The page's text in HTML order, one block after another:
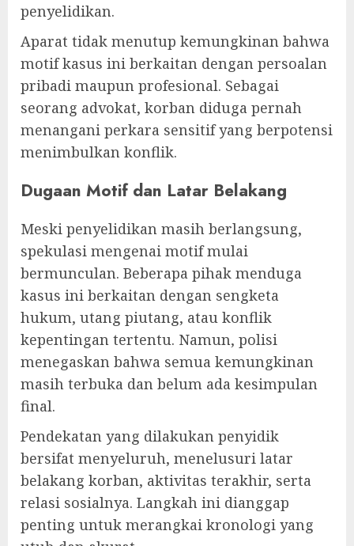
penyelidikan.
Aparat tidak menutup kemungkinan bahwa
motif kasus ini berkaitan dengan persoalan
pribadi maupun profesional. Sebagai
seorang advokat, korban diduga pernah
menangani perkara sensitif yang berpotensi
menimbulkan konflik.
Dugaan Motif dan Latar Belakang
Meski penyelidikan masih berlangsung,
spekulasi mengenai motif mulai
bermunculan. Beberapa pihak menduga
kasus ini berkaitan dengan sengketa
hukum, utang piutang, atau konflik
kepentingan tertentu. Namun, polisi
menegaskan bahwa semua kemungkinan
masih terbuka dan belum ada kesimpulan
final.
Pendekatan yang dilakukan penyidik
bersifat menyeluruh, menelusuri latar
belakang korban, aktivitas terakhir, serta
relasi sosialnya. Langkah ini dianggap
penting untuk merangkai kronologi yang